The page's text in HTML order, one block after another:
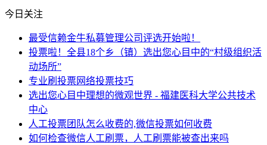
今日关注
最受信赖金牛私募管理公司评选开始啦！
投票啦！全县18个乡（镇）选出您心目中的“村级组织活
动场所”
专业刷投票网络投票技巧
选出您心目中理想的微观世界 - 福建医科大学公共技术
中心
人工投票团队怎么收费的,微信投票如何收费
如何检查微信人工刷票，人工刷票能被查出来吗